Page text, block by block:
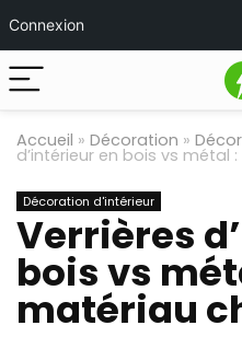
Connexion
Accueil » Décoration »
d’intérieur en bois vs métal
Décoration d'intérieur
Verrières
bois vs
matériau